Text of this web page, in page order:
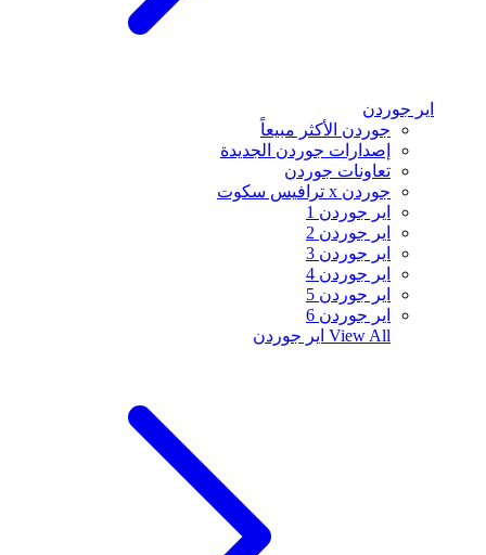
اير جوردن
جوردن الأكثر مبيعاً
إصدارات جوردن الجديدة
تعاونات جوردن
جوردن x ترافيس سكوت
اير جوردن 1
اير جوردن 2
اير جوردن 3
اير جوردن 4
اير جوردن 5
اير جوردن 6
View All اير جوردن